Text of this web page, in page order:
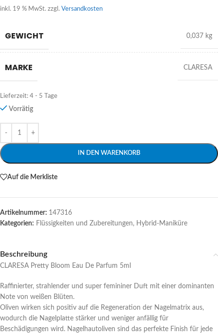
inkl. 19 % MwSt. zzgl. Versandkosten
GEWICHT 0,037 kg
MARKE CLARESA
Lieferzeit: 4 - 5 Tage
Vorrätig
IN DEN WARENKORB
Alternative:
Auf die Merkliste
Artikelnummer: 147316
Kategorien: Flüssigkeiten und Zubereitungen, Hybrid-Maniküre
Beschreibung
CLARESA Pretty Bloom Eau De Parfum 5ml
Raffinierter, strahlender und super femininer Duft mit einer dominanten
Note von weißen Blüten.
Oliven wirken sich positiv auf die Regeneration der Nagelmatrix aus,
wodurch die Nagelplatte stärker und weniger anfällig für
Beschädigungen wird. Nagelhautoliven sind das perfekte Finish für jede